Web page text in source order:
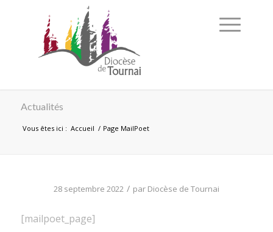
Actualités
Vous êtes ici : Accueil / Page MailPoet
28 septembre 2022 / par Diocèse de Tournai
[mailpoet_page]